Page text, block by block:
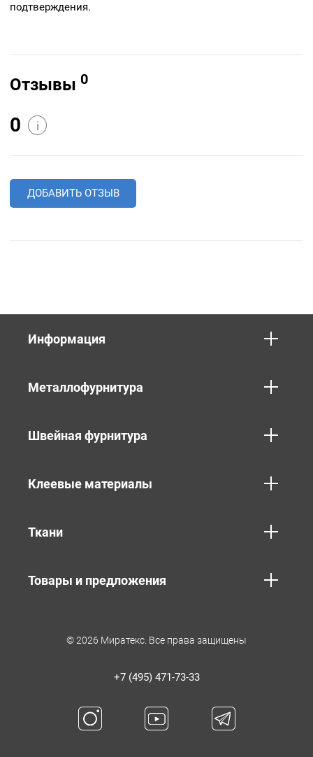
подтверждения.
Отзывы 0
0 i
ДОБАВИТЬ ОТЗЫВ
Информация
Металлофурнитура
Швейная фурнитура
Клеевые материалы
Ткани
Товары и предложения
© 2026 Миратекс. Все права защищены
+7 (495) 471-73-33